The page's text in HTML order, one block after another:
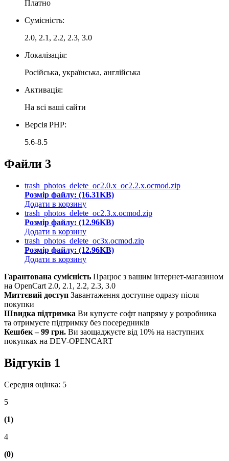
Платно
Сумісність:
2.0, 2.1, 2.2, 2.3, 3.0
Локалізація:
Російська, українська, англійська
Активація:
На всі ваші сайти
Версія PHP:
5.6-8.5
Файли 3
trash_photos_delete_oc2.0.x_oc2.2.x.ocmod.zip
Розмір файлу: (16.31KB)
Додати в корзину
trash_photos_delete_oc2.3.x.ocmod.zip
Розмір файлу: (12.96KB)
Додати в корзину
trash_photos_delete_oc3x.ocmod.zip
Розмір файлу: (12.96KB)
Додати в корзину
Гарантована сумісність Працює з вашим інтернет-магазином
на OpenCart 2.0, 2.1, 2.2, 2.3, 3.0
Миттєвий доступ Завантаження доступне одразу після
покупки
Швидка підтримка Ви купуєте софт напряму у розробника
та отримуєте підтримку без посередників
Кешбек – 99 грн. Ви заощаджуєте від 10% на наступних
покупках на DEV-OPENCART
Відгуків 1
Середня оцінка: 5
5
(1)
4
(0)